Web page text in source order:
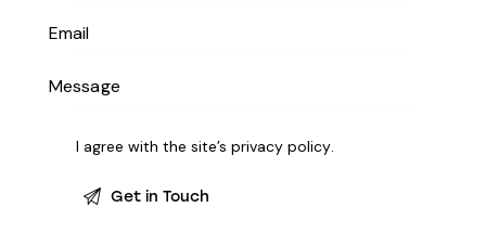
I agree with the site’sprivacy policy.